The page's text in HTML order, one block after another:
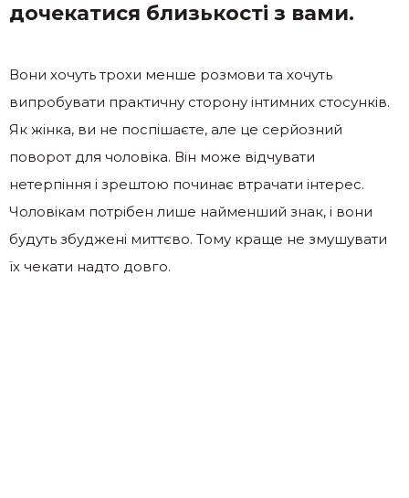
дочекатися близькості з вами.
Вони хочуть трохи менше розмови та хочуть
випробувати практичну сторону інтимних стосунків.
Як жінка, ви не поспішаєте, але це серйозний
поворот для чоловіка. Він може відчувати
нетерпіння і зрештою починає втрачати інтерес.
Чоловікам потрібен лише найменший знак, і вони
будуть збуджені миттєво. Тому краще не змушувати
їх чекати надто довго.